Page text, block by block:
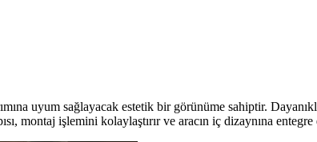
uyum sağlayacak estetik bir görünüme sahiptir.
montaj işlemini kolaylaştırır ve aracın iç dizaynına